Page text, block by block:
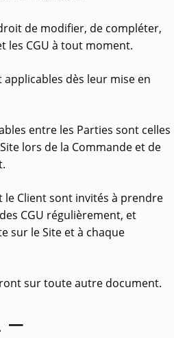
de modifier, de compléter,
les CGU à tout moment.
applicables dès leur mise en
entre les Parties sont celles
lors de la Commande et de
le Client sont invités à prendre
CGU régulièrement, et
sur le Site et à chaque
sur toute autre document.
–